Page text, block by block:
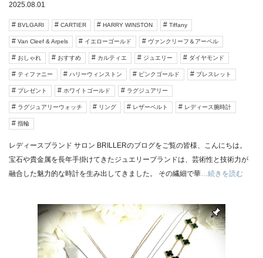
2025.08.01
BVLGARI CARTIER HARRY WINSTON Tiffany
Van Cleef & Arpels イエローゴールド ヴァンクリーフ＆アーペル
おしゃれ おすすめ カルティエ ジュエリー ダイヤモンド
ティファニー ハリーウィンストン ピンクゴールド ブレスレット
プレゼント ホワイトゴールド ラグジュアリー
ラグジュアリーウォッチ リング レザーベルト レディース腕時計
指輪
レディースブランド サロン BRILLERのブログをご覧の皆様、こんにちは。
宝石や貴金属を長年手掛けてきたジュエリーブランドは、芸術性と技術力が
融合した魅力的な時計を生み出してきました。 その繊細で華…続きを読む